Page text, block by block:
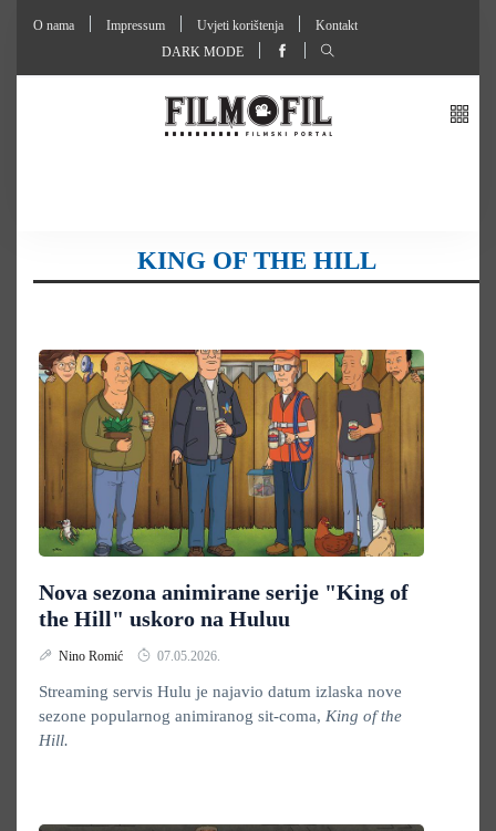
O nama Impressum Uvjeti korištenja
Kontakt
DARK MODE
KING OF THE HILL
Nova sezona animirane serije "King of
the Hill" uskoro na Huluu
Nino Romić 07.05.2026.
Streaming servis Hulu je najavio datum izlaska nove
sezone popularnog animiranog sit-coma, King of the
Hill.